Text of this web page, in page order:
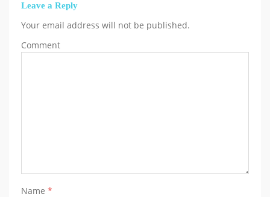
Leave a Reply
Your email address will not be published.
Comment
Name *